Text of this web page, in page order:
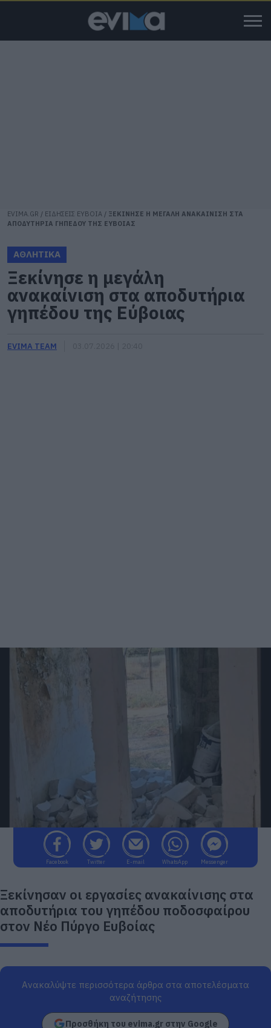
EVIMA.GR / ΕΙΔΗΣΕΙΣ ΕΥΒΟΙΑ / ΞΕΚΙΝΗΣΕ Η ΜΕΓΑΛΗ ΑΝΑΚΑΙΝΙΣΗ ΣΤΑ
ΑΠΟΔΥΤΗΡΙΑ ΓΗΠΕΔΟΥ ΤΗΣ ΕΥΒΟΙΑΣ
ΑΘΛΗΤΙΚΑ
Ξεκίνησε η μεγάλη
ανακαίνιση στα αποδυτήρια
γηπέδου της Εύβοιας
EVIMA TEAM
Facebook Twitter E-mail WhatsApp Messenger
Ξεκίνησαν οι εργασίες ανακαίνισης στα
αποδυτήρια του γηπέδου ποδοσφαίρου
στον Νέο Πύργο Ευβοίας
Ανακαλύψτε περισσότερα άρθρα στα αποτελέσματα
αναζήτησης
Προσθήκη του evima.gr στην Google